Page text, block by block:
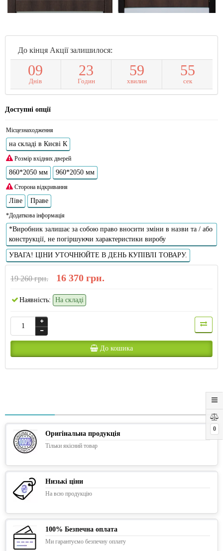
0
До кінця Акції залишилося:
09
Днів
23
Годин
59
хвилин
54
сек
Доступні опції
Місцезнаходження
на складі в Києві К
Розмір вхідних дверей
860*2050 мм 960*2050 мм
Сторона відкривання
Ліве Праве
*Додаткова інформація
*Виробник залишає за собою право вносити зміни в назви та / або
конструкції, не погіршуючи характеристики виробу
УВАГА! ЦІНИ УТОЧНЮЙТЕ В ДЕНЬ КУПІВЛІ ТОВАРУ.
19 260 грн. 16 370 грн.
Наявність: На складі
До кошика
Оригінальна продукція
Тільки якісний товар
Низькі ціни
На всю продукцію
100% Безпечна оплата
Ми гарантуємо безпечну оплату